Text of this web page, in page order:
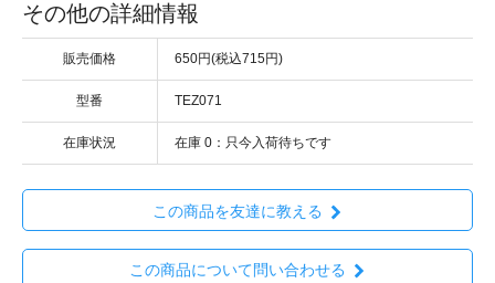
その他の詳細情報
販売価格 650円(税込715円)
型番 TEZ071
在庫状況 在庫 0：只今入荷待ちです
この商品を友達に教える
この商品について問い合わせる